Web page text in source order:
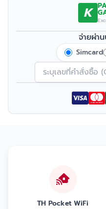
K
จ่ายผ่า
Simcard
TH Pocket WiFi